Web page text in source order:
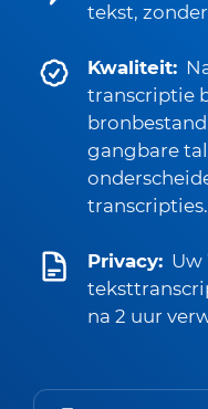
tekst,
Kwaliteit:
transcriptie
gangbare
transcripties.
Privacy: Uw
na 2 uur